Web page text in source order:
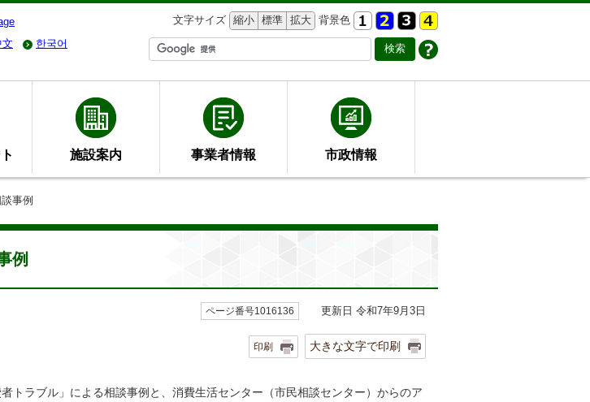
文字サイズ 縮小 標準 拡大 背景色
한국어
施設案内 事業者情報 市政情報
事例
例
ページ番号1016136 更新日 令和7年9月3日
印刷 大きな文字で印刷
者トラブル」による相談事例と、消費生活センター（市民相談センター）からのア